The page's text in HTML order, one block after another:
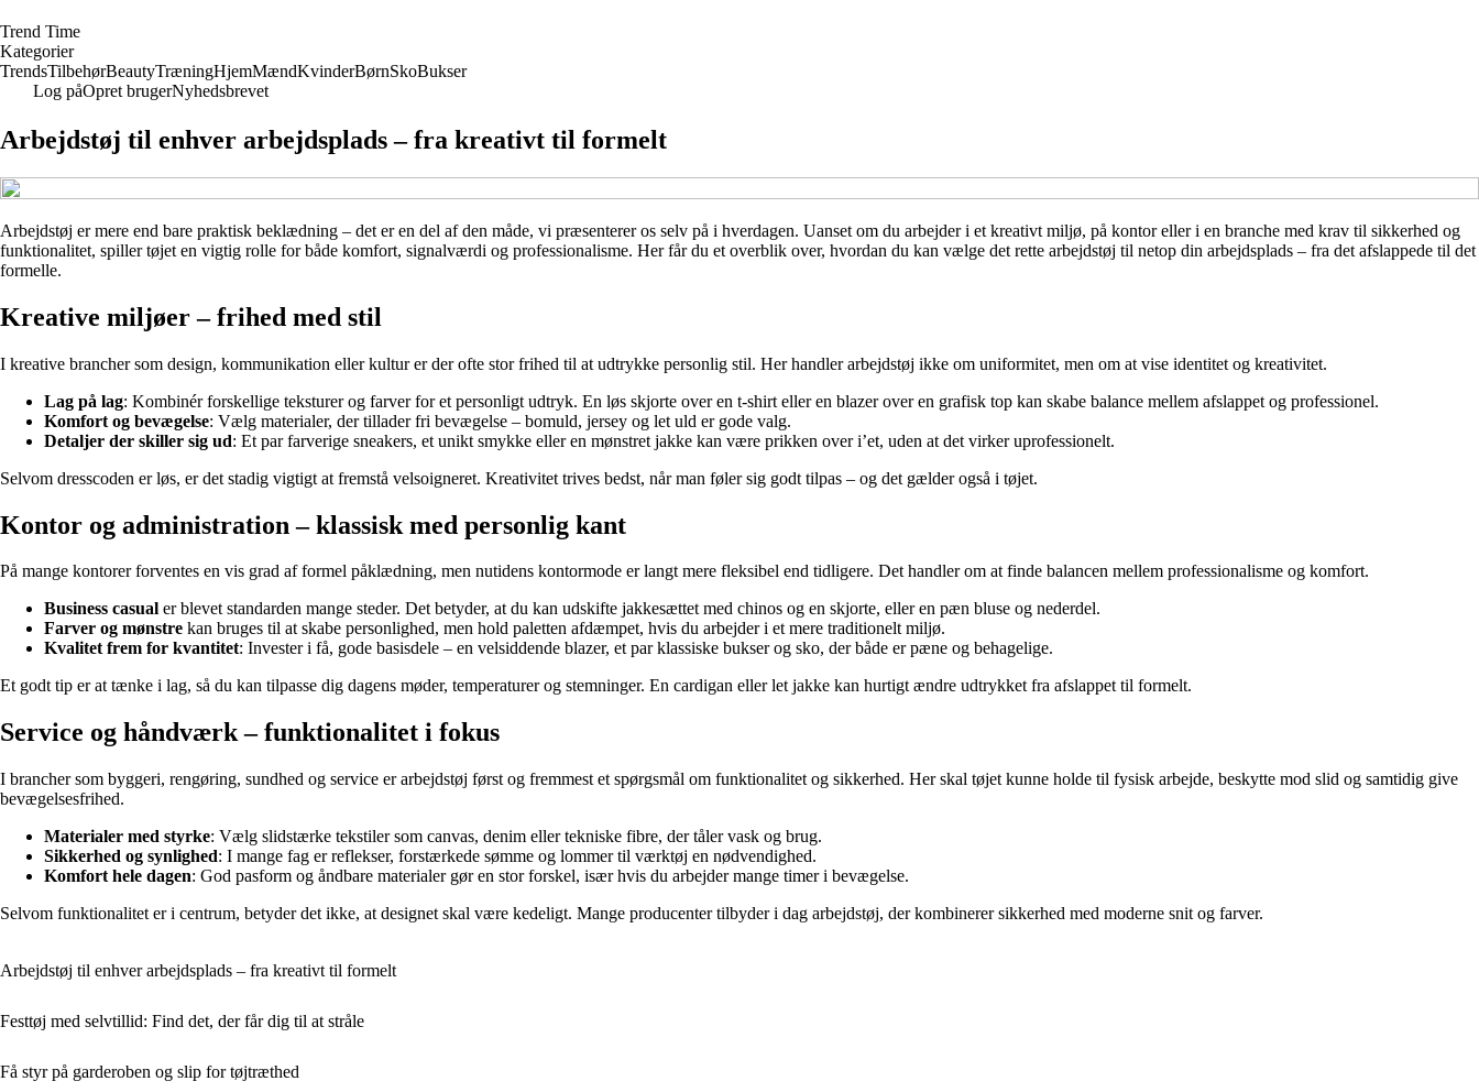
Trend Time
Kategorier
TrendsTilbehørBeautyTræningHjemMændKvinderBørnSkoBukser
Log påOpret brugerNyhedsbrevet
Arbejdstøj til enhver arbejdsplads – fra kreativt til formelt
Arbejdstøj er mere end bare praktisk beklædning – det er en del af den måde, vi præsenterer os selv på i hverdagen. Uanset om du arbejder i et kreativt miljø, på kontor eller i en branche med krav til sikkerhed og
funktionalitet, spiller tøjet en vigtig rolle for både komfort, signalværdi og professionalisme. Her får du et overblik over, hvordan du kan vælge det rette arbejdstøj til netop din arbejdsplads – fra det afslappede til det
formelle.
Kreative miljøer – frihed med stil
I kreative brancher som design, kommunikation eller kultur er der ofte stor frihed til at udtrykke personlig stil. Her handler arbejdstøj ikke om uniformitet, men om at vise identitet og kreativitet.
Lag på lag: Kombinér forskellige teksturer og farver for et personligt udtryk. En løs skjorte over en t-shirt eller en blazer over en grafisk top kan skabe balance mellem afslappet og professionel.
Komfort og bevægelse: Vælg materialer, der tillader fri bevægelse – bomuld, jersey og let uld er gode valg.
Detaljer der skiller sig ud: Et par farverige sneakers, et unikt smykke eller en mønstret jakke kan være prikken over i’et, uden at det virker uprofessionelt.
Selvom dresscoden er løs, er det stadig vigtigt at fremstå velsoigneret. Kreativitet trives bedst, når man føler sig godt tilpas – og det gælder også i tøjet.
Kontor og administration – klassisk med personlig kant
På mange kontorer forventes en vis grad af formel påklædning, men nutidens kontormode er langt mere fleksibel end tidligere. Det handler om at finde balancen mellem professionalisme og komfort.
Business casual er blevet standarden mange steder. Det betyder, at du kan udskifte jakkesættet med chinos og en skjorte, eller en pæn bluse og nederdel.
Farver og mønstre kan bruges til at skabe personlighed, men hold paletten afdæmpet, hvis du arbejder i et mere traditionelt miljø.
Kvalitet frem for kvantitet: Invester i få, gode basisdele – en velsiddende blazer, et par klassiske bukser og sko, der både er pæne og behagelige.
Et godt tip er at tænke i lag, så du kan tilpasse dig dagens møder, temperaturer og stemninger. En cardigan eller let jakke kan hurtigt ændre udtrykket fra afslappet til formelt.
Service og håndværk – funktionalitet i fokus
I brancher som byggeri, rengøring, sundhed og service er arbejdstøj først og fremmest et spørgsmål om funktionalitet og sikkerhed. Her skal tøjet kunne holde til fysisk arbejde, beskytte mod slid og samtidig give
bevægelsesfrihed.
Materialer med styrke: Vælg slidstærke tekstiler som canvas, denim eller tekniske fibre, der tåler vask og brug.
Sikkerhed og synlighed: I mange fag er reflekser, forstærkede sømme og lommer til værktøj en nødvendighed.
Komfort hele dagen: God pasform og åndbare materialer gør en stor forskel, især hvis du arbejder mange timer i bevægelse.
Selvom funktionalitet er i centrum, betyder det ikke, at designet skal være kedeligt. Mange producenter tilbyder i dag arbejdstøj, der kombinerer sikkerhed med moderne snit og farver.
Arbejdstøj til enhver arbejdsplads – fra kreativt til formelt
Festtøj med selvtillid: Find det, der får dig til at stråle
Få styr på garderoben og slip for tøjtræthed